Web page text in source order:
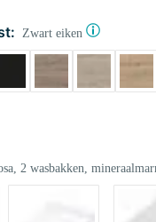
Zwart eiken
2 wasbakken,